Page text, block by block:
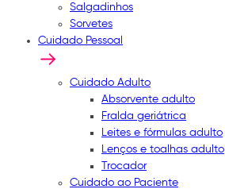
Salgadinhos
Sorvetes
Cuidado Pessoal
Cuidado Adulto
Absorvente adulto
Fralda geriátrica
Leites e fórmulas adulto
Lenços e toalhas adulto
Trocador
Cuidado ao Paciente